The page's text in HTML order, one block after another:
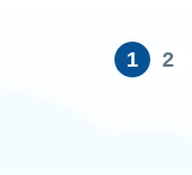
目
1
2